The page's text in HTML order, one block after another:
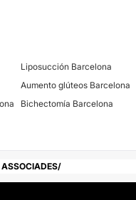
Liposucción Barcelona
Aumento glúteos Barcelona
Bichectomía Barcelona